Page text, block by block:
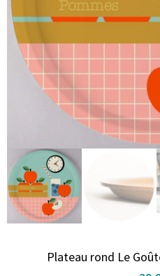
Plateau rond Le